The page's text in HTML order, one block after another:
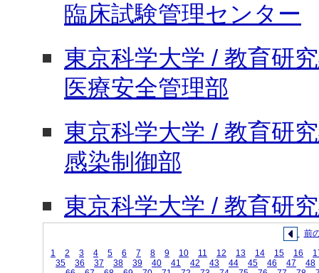
臨床試験管理センター
東京科学大学 / 教育研
医療安全管理部
東京科学大学 / 教育研
感染制御部
東京科学大学 / 教育研
前
1
2 3 4 5 6 7 8 9 10 11 12 13 14 15 16
35
36 37 38 39 40 41 42 43 44 45 46 47
48